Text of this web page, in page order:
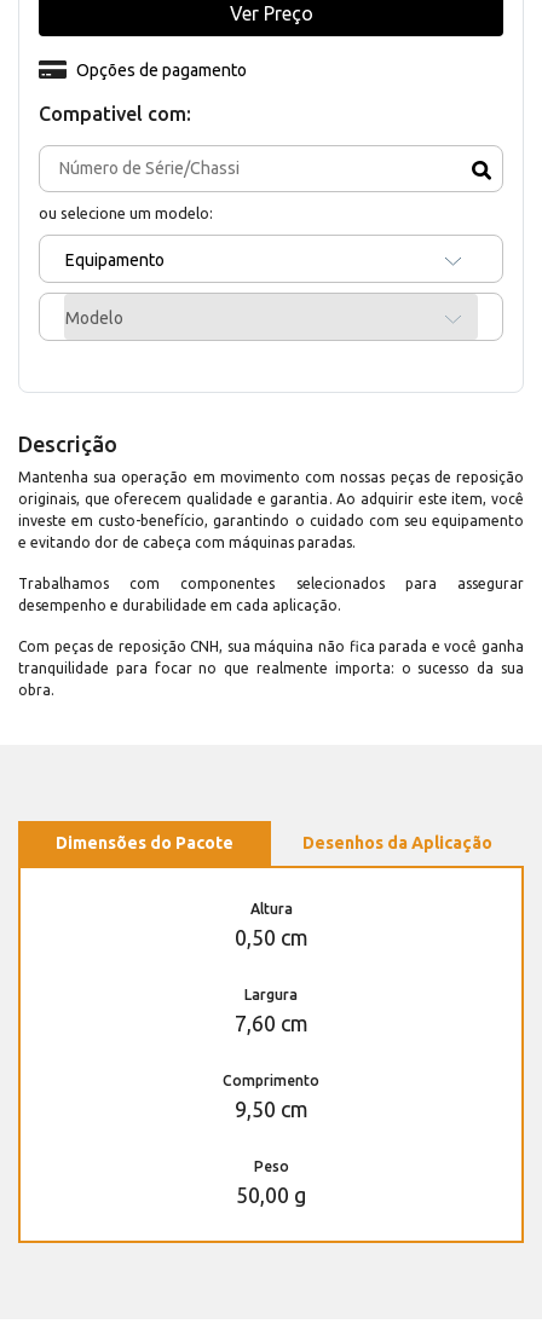
Compativel com:
ou selecione um modelo:
Equipamento
Modelo
Opções de pagamento
Ver Preço
Descrição
Mantenha sua operação em movimento com nossas peças de reposição
originais, que oferecem qualidade e garantia. Ao adquirir este item, você
investe em custo-benefício, garantindo o cuidado com seu equipamento
e evitando dor de cabeça com máquinas paradas.
Trabalhamos com componentes selecionados para assegurar
desempenho e durabilidade em cada aplicação.
Com peças de reposição CNH, sua máquina não fica parada e você ganha
tranquilidade para focar no que realmente importa: o sucesso da sua
obra.
Dimensões do Pacote Desenhos da Aplicação
Altura
0,50 cm
Largura
7,60 cm
Comprimento
9,50 cm
Peso
50,00 g